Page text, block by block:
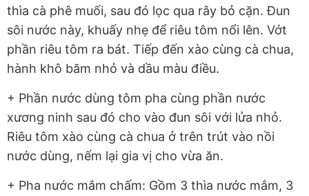
thìa cà phê muối, sau đó lọc qua rây bỏ cặn. Đun
sôi nước này, khuấy nhẹ để riêu tôm nổi lên. Vớt
phần riêu tôm ra bát. Tiếp đến xào cùng cà chua,
hành khô băm nhỏ và dầu màu điều.
+ Phần nước dùng tôm pha cùng phần nước
xương ninh sau đó cho vào đun sôi với lửa nhỏ.
Riêu tôm xào cùng cà chua ở trên trút vào nồi
nước dùng, nếm lại gia vị cho vừa ăn.
+ Pha nước mắm chấm: Gồm 3 thìa nước mắm, 3